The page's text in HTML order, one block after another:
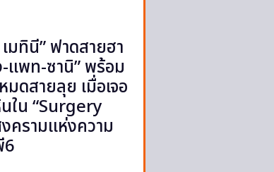
มทินี” ฟาดสายฮา
-แพท-ซานิ” พร้อม
มดสายลุย เมื่อเจอ
ใน “Surgery
ครามแห่งความ
6